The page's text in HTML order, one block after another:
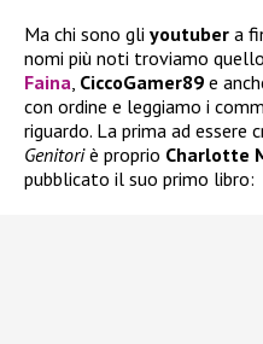
Ma chi sono gli youtuber a
nomi più noti troviamo
Faina, CiccoGamer89 e
con ordine e leggiamo i
riguardo. La prima ad essere
Genitoriè proprio Charlotte
pubblicato il suo primo libro: